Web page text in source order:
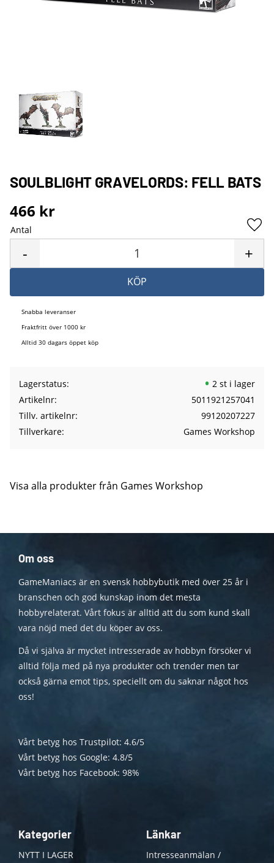
SOULBLIGHT GRAVELORDS: FELL BATS
466 kr
Antal
+
-
KÖP
Snabba leveranser
Fraktfritt över 1000 kr
Alltid 30 dagars öppet köp
Lagerstatus
2 st i lager
Artikelnr
5011921257041
Tillv. artikelnr
99120207227
Tillverkare
Games Workshop
Visa alla produkter från Games Workshop
Om oss
GameManiacs är en svensk hobbybutik med över 25 år i
branschen och god kunskap inom det mesta
hobbyrelaterat. Vårt fokus är alltid att du som kund skall
vara nöjd med det du köper av oss.
Då vi själva är mycket intresserade av hobbyn försöker vi
alltid följa med på nya produkter och trender men tar
också gärna emot tips, speciellt om du saknar något hos
oss!
Vårt betyg hos Trustpilot: 4.6/5
Vårt betyg hos Google: 4.8/5
Vårt betyg hos Facebook: 98%
Kategorier
NYTT I LAGER
Länkar
Intresseanmälan /